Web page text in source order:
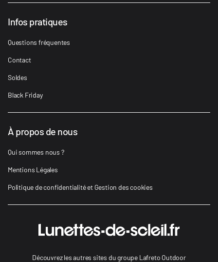
Infos pratiques
Questions fréquentes
Contact
Soldes
Black Friday
À propos de nous
Qui sommes nous ?
Mentions Légales
Politique de confidentialité et Gestion des cookies
Découvrez les autres sites du groupe Lafreto Outdoor